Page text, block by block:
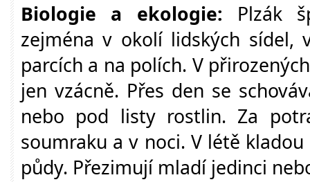
Biologie a ekologie: Plzák
zejména v okolí lidských sídel,
parcích a na polích. V
jen vzácně. Přes den se
nebo pod listy rostlin. Za
soumraku a v noci. V létě
půdy. Přezimují mladí jedinci